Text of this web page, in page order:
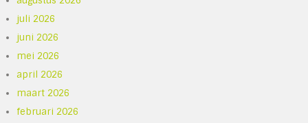
juli 2026
juni 2026
mei 2026
april 2026
maart 2026
februari 2026